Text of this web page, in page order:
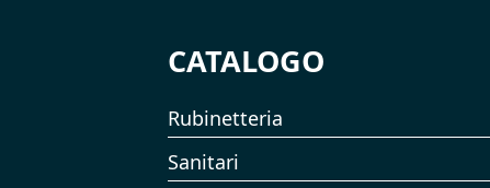
CATALOGO
Rubinetteria
Sanitari